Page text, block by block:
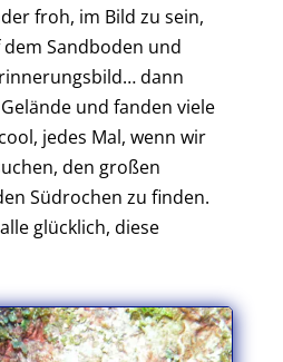
froh, im Bild zu sein,
Sandboden und
dann
und fanden viele
jedes Mal, wenn wir
den großen
Südrochen zu finden.
glücklich, diese